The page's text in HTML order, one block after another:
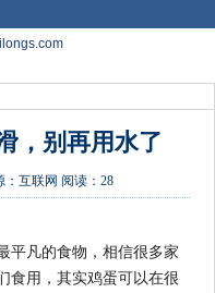
，别再用水了
：互联网 阅读：28
平凡的食物，相信很多家
食用，其实鸡蛋可以在很